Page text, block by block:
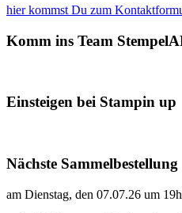
hier kommst Du zum
Komm ins Team
Einsteigen bei Stampin up
Nächste Sammelbestellung
am Dienstag, den 07.07.26 um 19h